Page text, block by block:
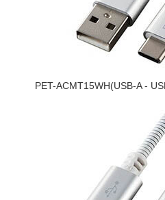
PET-ACMT15WH(USB-A -